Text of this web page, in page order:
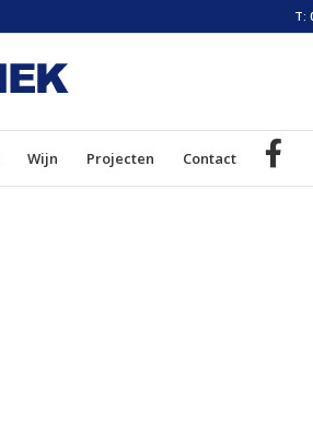
T:
Wijn Projecten Contact